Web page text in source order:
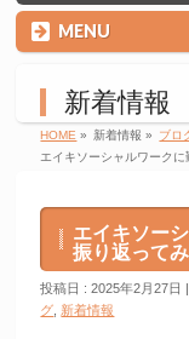
MENU
新着情報
HOME » 新着情報 » ブロ
エイキソーシャルワーク
エイキソー
振り返って
投稿日 : 2025年2月27日
グ 新着情報